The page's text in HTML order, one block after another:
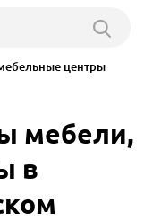
центры
мебели,
в